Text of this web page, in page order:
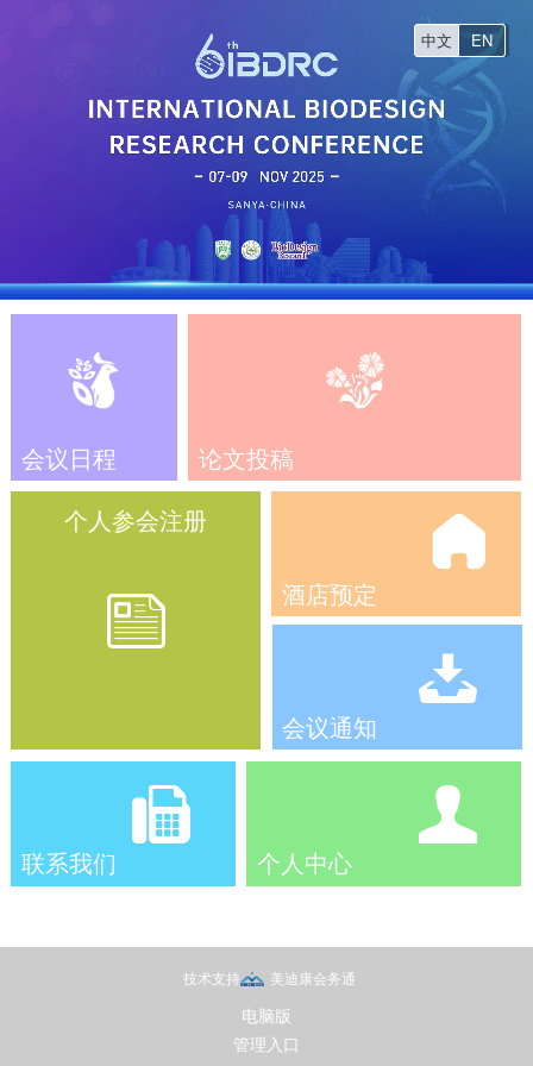
中文 EN
会议日程
论文投稿
个人参会注册
酒店预定
会议通知
联系我们 个人中心
电脑版
管理入口